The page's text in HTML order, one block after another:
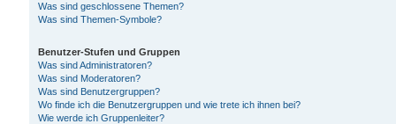
Was sind geschlossene Themen?
Was sind Themen-Symbole?
Benutzer-Stufen und Gruppen
Was sind Administratoren?
Was sind Moderatoren?
Was sind Benutzergruppen?
Wo finde ich die Benutzergruppen und wie trete ich ihnen bei?
Wie werde ich Gruppenleiter?